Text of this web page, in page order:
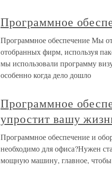
Программное
Программное обеспечение Мы
отобранных фирм, используя
мы использовали программу
особенно когда дело дошло
Программное
упростит вашу
Программное обеспечение и
необходимо для офиса?Нужен
мощную машину, главное,